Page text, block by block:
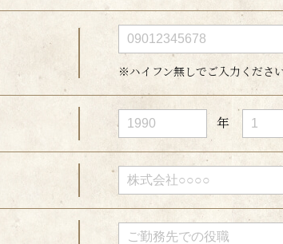
※ハイフン無しでご入力くださ
年